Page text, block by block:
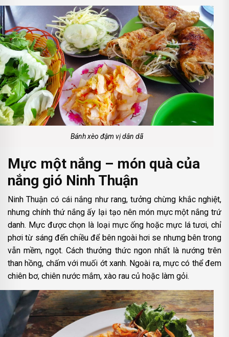
Bánh xèo đậm vị dân dã
Mực một nắng – món quà của
nắng gió Ninh Thuận
Ninh Thuận có cái nắng như rang, tưởng chừng khắc nghiệt,
nhưng chính thứ nắng ấy lại tạo nên món mực một nắng trứ
danh. Mực được chọn là loại mực ống hoặc mực lá tươi, chỉ
phơi từ sáng đến chiều để bên ngoài hơi se nhưng bên trong
vẫn mềm, ngọt. Cách thưởng thức ngon nhất là nướng trên
than hồng, chấm với muối ớt xanh. Ngoài ra, mực có thể đem
chiên bơ, chiên nước mắm, xào rau củ hoặc làm gỏi.